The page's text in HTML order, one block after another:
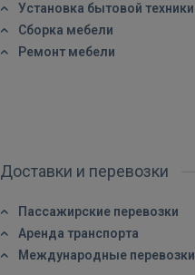
Установка бытовой техники
Сборка мебели
Ремонт мебели
Доставки и перевозки
Пассажирские перевозки
Аренда транспорта
Международные перевозки